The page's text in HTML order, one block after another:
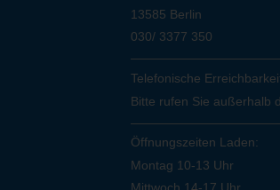
13585 Berlin
030/ 3377 350
Telefonische
Bitte rufen Sie außerhalb
Öffnungszeiten Laden:
Montag 10-13 Uhr